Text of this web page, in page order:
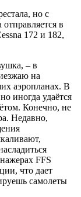
но с
в
172 и 182,
– в
на
аэропланах. В
иногда удаётся
Конечно, не
Недавно,
FFS
что дает
самолеты